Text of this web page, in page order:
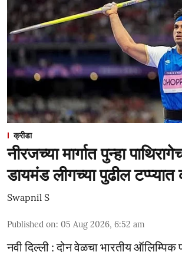
क्रीडा
नीरजच्या मार्गात पुन्हा
डायमंड लीगच्या पुढील टप्प्यात
Swapnil S
Published on: 05 Aug 2026, 6:52 am
नवी दिल्ली : दोन वेळचा भारतीय